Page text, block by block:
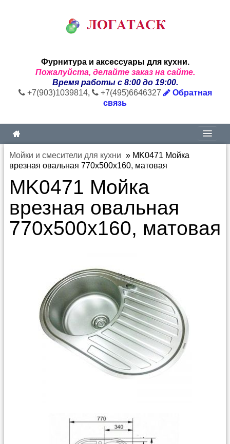
Фурнитура и аксессуары для кухни.
Пожалуйста, делайте заказ на сайте.
Время работы с 8:00 до 19:00.
+7(903)1039814, +7(495)6646327
Обратная
связь
Мойки и смесители для кухни » MK0471 Мойка
врезная овальная 770х500х160, матовая
MK0471 Мойка
врезная овальная
770х500х160, матовая